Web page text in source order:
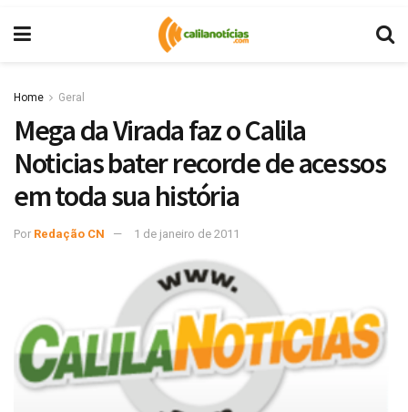
Home Geral
Mega da Virada faz o Calila
Noticias bater recorde de acessos
em toda sua história
Por Redação CN 1 de janeiro de 2011